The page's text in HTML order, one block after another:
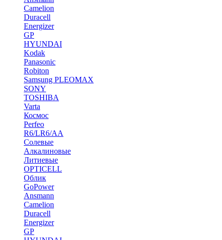
Camelion
Duracell
Energizer
GP
HYUNDAI
Kodak
Panasonic
Robiton
Samsung PLEOMAX
SONY
TOSHIBA
Varta
Космос
Perfeo
R6/LR6/AA
Солевые
Алкалиновые
Литиевые
OPTICELL
Облик
GoPower
Ansmann
Camelion
Duracell
Energizer
GP